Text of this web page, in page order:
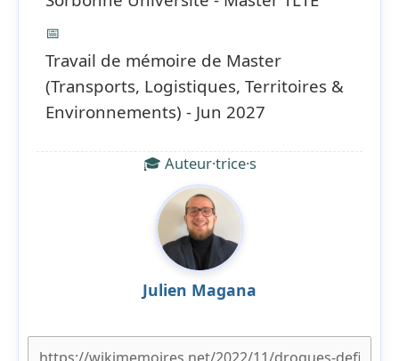
📅
Travail de mémoire de Master
(Transports, Logistiques, Territoires &
Environnements) - Jun 2027
🎓 Auteur·trice·s
Julien Magana